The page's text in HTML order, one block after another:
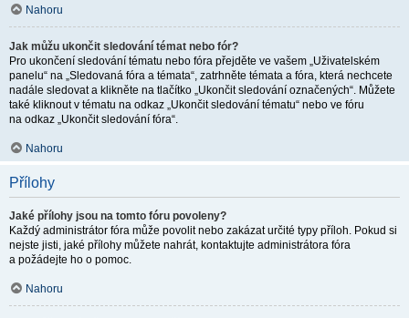
Nahoru
Jak můžu ukončit sledování témat nebo fór?
Pro ukončení sledování tématu nebo fóra přejděte ve vašem „Uživatelském
panelu“ na „Sledovaná fóra a témata“, zatrhněte témata a fóra, která nechcete
nadále sledovat a klikněte na tlačítko „Ukončit sledování označených“. Můžete
také kliknout v tématu na odkaz „Ukončit sledování tématu“ nebo ve fóru
na odkaz „Ukončit sledování fóra“.
Nahoru
Přílohy
Jaké přílohy jsou na tomto fóru povoleny?
Každý administrátor fóra může povolit nebo zakázat určité typy příloh. Pokud si
nejste jisti, jaké přílohy můžete nahrát, kontaktujte administrátora fóra
a požádejte ho o pomoc.
Nahoru